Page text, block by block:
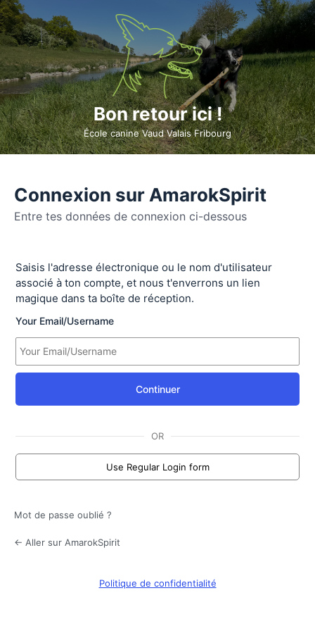
Connexion sur AmarokSpirit
Entre tes données de connexion ci-dessous
Se
connecter
Saisis l'adresse électronique ou le nom d'utilisateur
associé à ton compte, et nous t'enverrons un lien
magique dans ta boîte de réception.
Your Email/Username
Continuer
OR
Use Regular Login form
Mot de passe oublié ?
← Aller sur AmarokSpirit
Politique de confidentialité
Bon retour ici !
École canine Vaud Valais Fribourg